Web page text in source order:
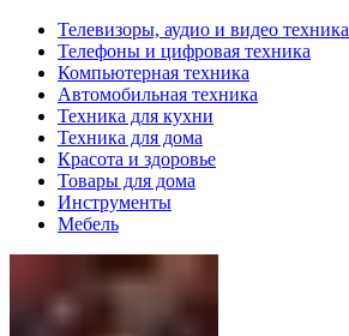
Телевизоры, аудио и видео техника
Телефоны и цифровая техника
Компьютерная техника
Автомобильная техника
Техника для кухни
Техника для дома
Красота и здоровье
Товары для дома
Инструменты
Мебель